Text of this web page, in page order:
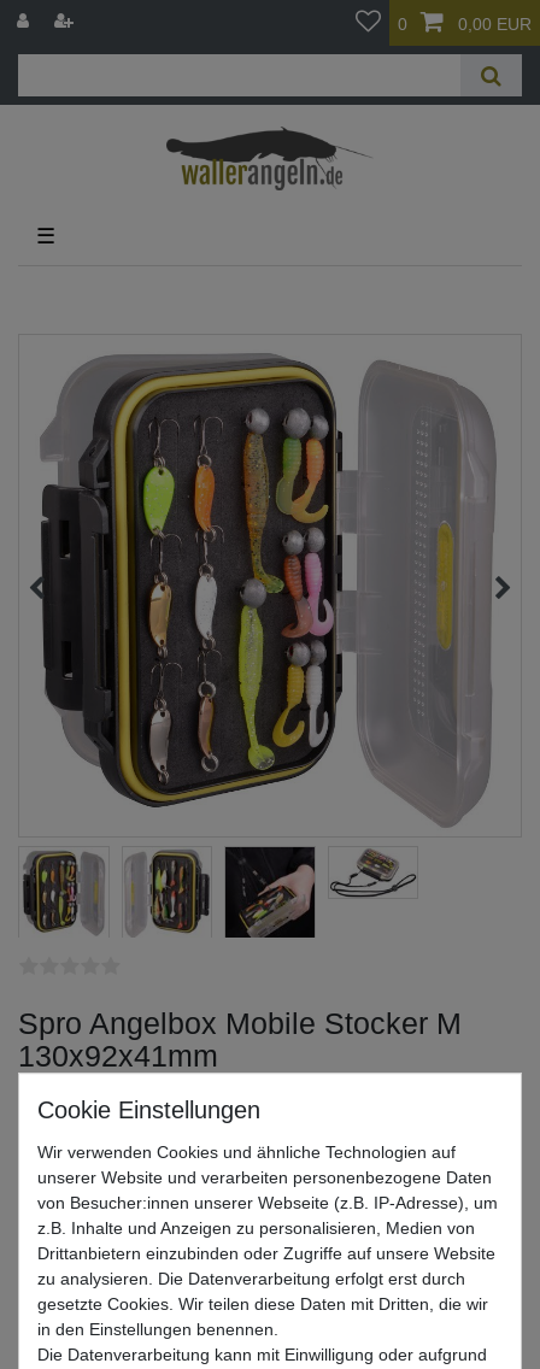
0 0,00 EUR
☰
Spro Angelbox Mobile Stocker M
130x92x41mm
Die Spro Tacklebox für Kleinteile für alle ambitionierten Angler.
UVP 15,99 €
14,92 EUR*
* inkl. ges. MwSt. zzgl.Versandkosten
Lieferzeit 1-3 Tage (Deutschland); 3-7 Tage (Ausland)
Informationen zur Berechnung des Liefertermins hier
Wir verwenden Cookies und ähnliche Technologien auf
unserer Website und verarbeiten personenbezogene Daten
von Besucher:innen unserer Webseite (z.B. IP-Adresse), um
z.B. Inhalte und Anzeigen zu personalisieren, Medien von
Drittanbietern einzubinden oder Zugriffe auf unsere Website
zu analysieren. Die Datenverarbeitung erfolgt erst durch
gesetzte Cookies. Wir teilen diese Daten mit Dritten, die wir
in den Einstellungen benennen.
Die Datenverarbeitung kann mit Einwilligung oder aufgrund